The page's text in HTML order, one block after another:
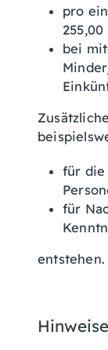
pro
255,00
bei
für die
für
entstehen.
Hinweise